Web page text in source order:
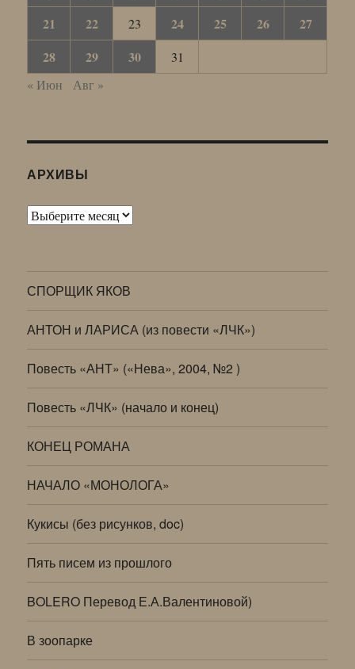
21
22 23 24 25 26
27
28
29 30
31
« Июн
Авг »
АРХИВЫ
Архивы
СПОРЩИК ЯКОВ
АНТОН и ЛАРИСА (из повести «ЛЧК»)
Повесть «АНТ» («Нева», 2004, №2 )
Повесть «ЛЧК» (начало и конец)
КОНЕЦ РОМАНА
НАЧАЛО «МОНОЛОГА»
Кукисы (без рисунков, doc)
Пять писем из прошлого
BOLERO Перевод Е.А.Валентиновой)
В зоопарке